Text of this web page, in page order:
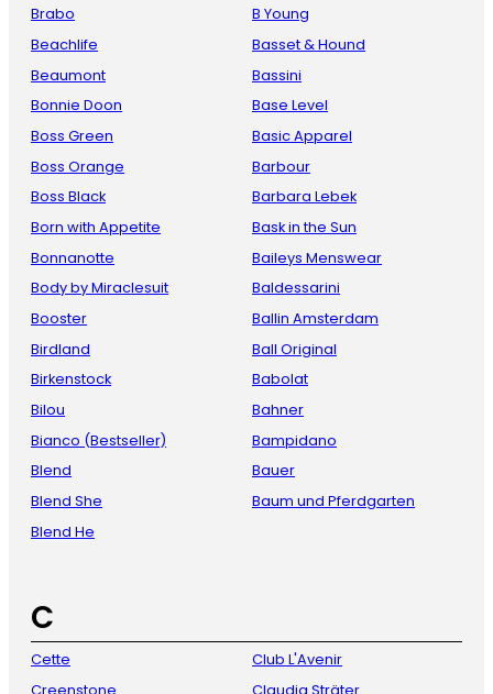
Brabo
Beachlife
Beaumont
Bonnie Doon
Boss Green
Boss Orange
Boss Black
Born with Appetite
Bonnanotte
Body by Miraclesuit
Booster
Birdland
Birkenstock
Bilou
Bianco (Bestseller)
Blend
Blend She
Blend He
B Young
Basset & Hound
Bassini
Base Level
Basic Apparel
Barbour
Barbara Lebek
Bask in the Sun
Baileys Menswear
Baldessarini
Ballin Amsterdam
Ball Original
Babolat
Bahner
Bampidano
Bauer
Baum und Pferdgarten
C
Cette
Creenstone
Club L'Avenir
Claudia Sträter